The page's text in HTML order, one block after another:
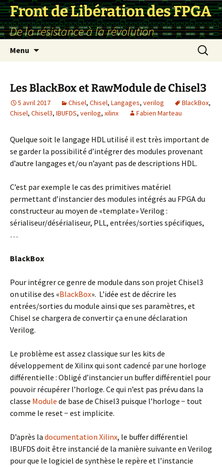
Front de Libération des FPGA
De la résistance à la révolution
Menu
Les BlackBox et RawModule de Chisel3
5 avril 2017 Chisel, Chisel, Langages, verilog BlackBox,
Chisel, Chisel3, IBUFDS, verilog, xilinx Fabien Marteau
Quelque soit le langage HDL utilisé il est très important de
se garder la possibilité d’intégrer des modules provenant
d’autre langages et/ou n’ayant pas de descriptions HDL.
C’est par exemple le cas des primitives matériel
permettant d’instancier des modules intégrés au FPGA du
constructeur au moyen de «template» Verilog :
sérialiseur/désérialiseur, PLL, entrées/sorties spécifiques,
…
BlackBox
Pour intégrer ce genre de module dans son projet Chisel3
on utilise des «BlackBox». L’idée est de décrire les
entrées/sorties du module ainsi que ses paramètres, et
Chisel se chargera de convertir ça en une déclaration
Verilog.
Le problème est assez classique sur les kits de
développement de Xilinx qui sont cadencé par une horloge
différentielle : Obligé d’instancier un buffer différentiel pour
pouvoir récupérer l’horloge. Ce qui n’est pas prévu dans la
classe Module de base de Chisel3 puisque l’horloge − tout
comme le reset − est implicite.
D’après la documentation Xilinx, le buffer différentiel
IBUFDS doit être instancié de la manière suivante en Verilog
pour que le logiciel de synthèse le repère et l’instancie